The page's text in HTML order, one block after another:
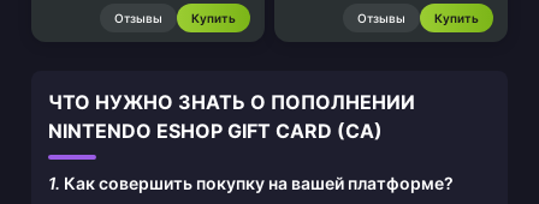
Отзывы Купить Отзывы Купить
ЧТО НУЖНО ЗНАТЬ О ПОПОЛНЕНИИ
NINTENDO ESHOP GIFT CARD (CA)
1. Как совершить покупку на вашей платформе?